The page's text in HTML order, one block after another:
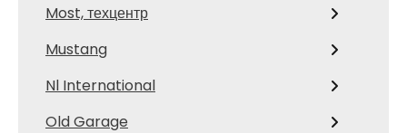
Most, техцентр
Mustang
Nl International
Old Garage